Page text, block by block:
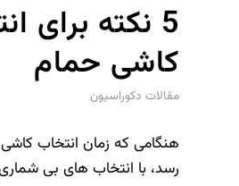
5 نکته برای
کاشی حمام
مقالات دکوراسیون
هنگامی که زمان انتخاب
رسد، با انتخاب های بی